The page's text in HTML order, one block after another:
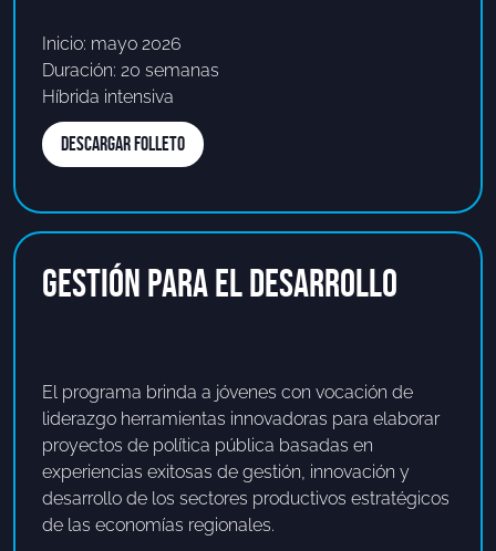
Inicio: mayo 2026
Duración: 20 semanas
Híbrida intensiva
DESCARGAR FOLLETO
Gestión para el Desarrollo
El programa brinda a jóvenes con vocación de
liderazgo herramientas innovadoras para elaborar
proyectos de política pública basadas en
experiencias exitosas de gestión, innovación y
desarrollo de los sectores productivos estratégicos
de las economías regionales.